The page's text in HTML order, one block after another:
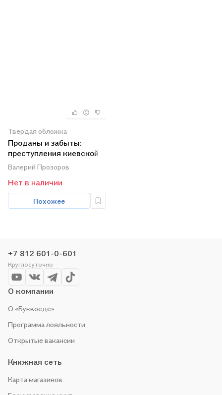
Твердая обложка
Проданы и забыты:
преступления киевской
хунты против украинских
детей
Валерий Прозоров
Нет в наличии
Похожее
+7 812 601-0-601
Круглосуточно
О компании
О «Буквоеде»
Программа лояльности
Открытые вакансии
Книжная сеть
Карта магазинов